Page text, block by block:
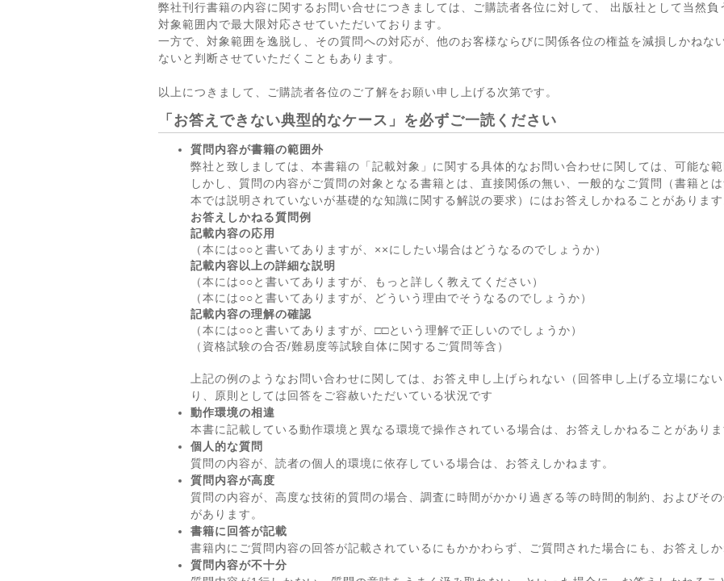
弊社刊行書籍の内容に関するお問い合せにつきましては、ご購読者各位に対して、 出版社として当然
対象範囲内で最大限対応させていただいております。
一方で、対象範囲を逸脱し、その質問への対応が、他のお客様ならびに関係各位の権益を減損しかねな
ないと判断させていただくこともあります。
以上につきまして、ご購読者各位のご了解をお願い申し上げる次第です。
「お答えできない典型的なケース」を必ずご一読ください
質問内容が書籍の範囲外
弊社と致しましては、本書籍の「記載対象」に関する具体的なお問い合わせに関しては、可能な
しかし、質問の内容がご質問の対象となる書籍とは、直接関係の無い、一般的なご質問（書籍と
本では説明されていないが基礎的な知識に関する解説の要求）にはお答えしかねることがあります
お答えしかねる質問例
記載内容の応用
（本には○○と書いてありますが、××にしたい場合はどうなるのでしょうか）
記載内容以上の詳細な説明
（本には○○と書いてありますが、もっと詳しく教えてください）
（本には○○と書いてありますが、どういう理由でそうなるのでしょうか）
記載内容の理解の確認
（本には○○と書いてありますが、□□という理解で正しいのでしょうか）
（資格試験の合否/難易度等試験自体に関するご質問等含）
上記の例のようなお問い合わせに関しては、お答え申し上げられない（回答申し上げる立場にな
り、原則としては回答をご容赦いただいている状況です
動作環境の相違
本書に記載している動作環境と異なる環境で操作されている場合は、お答えしかねることがありま
個人的な質問
質問の内容が、読者の個人的環境に依存している場合は、お答えしかねます。
質問内容が高度
質問の内容が、高度な技術的質問の場合、調査に時間がかかり過ぎる等の時間的制約、およびそ
があります。
書籍に回答が記載
書籍内にご質問内容の回答が記載されているにもかかわらず、ご質問された場合にも、お答えしか
質問内容が不十分